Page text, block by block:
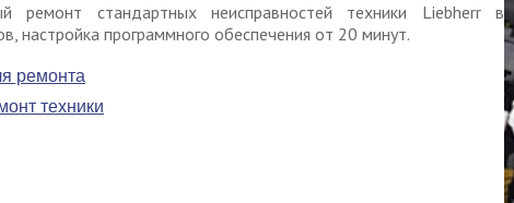
ремонт стандартных неисправностей техники Liebherr в
настройка программного обеспечения от 20 минут.
ремонта
техники